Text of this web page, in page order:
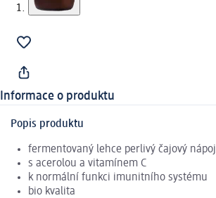
Informace o produktu
Popis produktu
fermentovaný lehce perlivý čajový nápoj
s acerolou a vitamínem C
k normální funkci imunitního systému
bio kvalita